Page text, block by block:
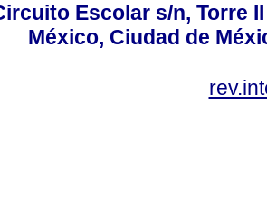
Escolar s/n, Torre
México, Ciudad de